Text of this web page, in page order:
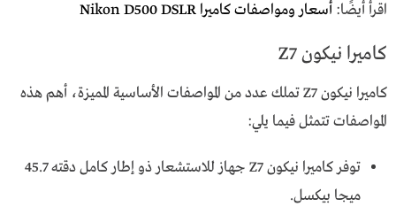
اقرأ أيضًا: أسعار ومواصفات كاميرا Nikon D500 DSLR
كاميرا نيكون Z7
كاميرا نيكون Z7 تملك عدد من المواصفات الأساسية المميزة، أهم هذه
المواصفات تتمثل فيما يلي:
توفر كاميرا نيكون Z7 جهاز للاستشعار ذو إطار كامل دقته 45.7
ميجا بيكسل.